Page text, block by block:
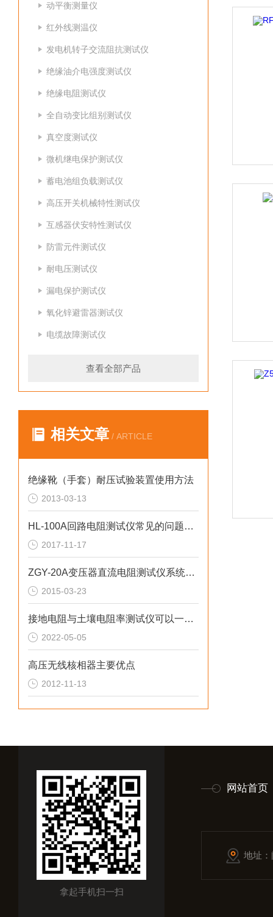
动平衡测量仪
红外线测温仪
发电机转子交流阻抗测试仪
绝缘油介电强度测试仪
绝缘电阻测试仪
全自动变比组别测试仪
真空度测试仪
微机继电保护测试仪
蓄电池组负载测试仪
高压开关机械特性测试仪
互感器伏安特性测试仪
防雷元件测试仪
耐电压测试仪
漏电保护测试仪
氧化锌避雷器测试仪
电缆故障测试仪
查看全部产品
相关文章 / ARTICLE
绝缘靴（手套）耐压试验装置使用方法
2013-03-13
HL-100A回路电阻测试仪常见的问题处理方法
2017-11-17
ZGY-20A变压器直流电阻测试仪系统介绍
2015-03-23
接地电阻与土壤电阻率测试仪可以一机公用
2022-05-05
高压无线核相器主要优点
2012-11-13
拿起手机扫一扫
网站首页
地址